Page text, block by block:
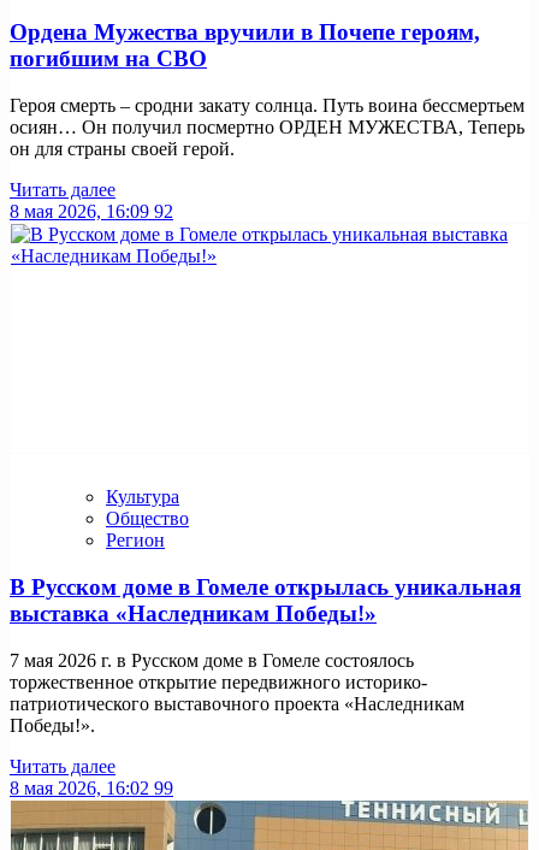
Ордена Мужества вручили в Почепе героям,
погибшим на СВО
Героя смерть – сродни закату солнца. Путь воина бессмертьем
осиян… Он получил посмертно ОРДЕН МУЖЕСТВА, Теперь
он для страны своей герой.
Читать далее
8 мая 2026, 16:09 92
Культура
Общество
Регион
В Русском доме в Гомеле открылась уникальная
выставка «Наследникам Победы!»
7 мая 2026 г. в Русском доме в Гомеле состоялось
торжественное открытие передвижного историко-
патриотического выставочного проекта «Наследникам
Победы!».
Читать далее
8 мая 2026, 16:02 99